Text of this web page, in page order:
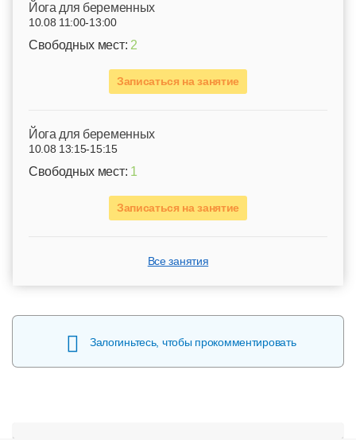
Йога для беременных
10.08 11:00-13:00
Свободных мест: 2
Записаться на занятие
Йога для беременных
10.08 13:15-15:15
Свободных мест: 1
Записаться на занятие
Все занятия
Залогиньтесь, чтобы прокомментировать